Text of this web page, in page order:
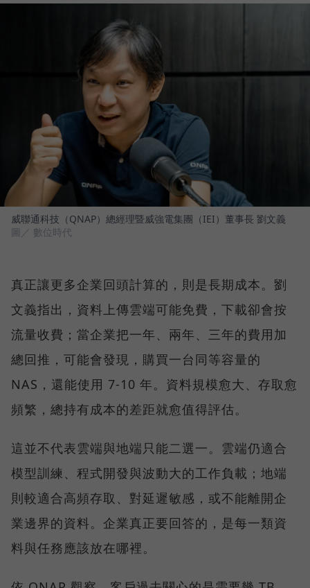
威聯通科技（QNAP）總經理暨威強電集團（IEI）董事長 劉文義
圖／ 數位時代
真正讓更多企業回頭計算的，則是長期成本。劉
文義指出，資料上傳雲端可能免費，下載卻會按
流量收費；當企業把一年、兩年、三年的費用加
總回推，可能會發現，購買一台同等容量的
NAS，還能使用 7-10 年。資料規模愈大、存取愈
頻繁，總持有成本的差距就愈值得評估。
這並不代表雲端與地端只能二選一。雲端仍適合
模型訓練、程式開發與波動大的工作負載；地端
則較適合高頻存取、對延遲敏感，或不能離開企
業邊界的資料。企業真正要回答的，是每一類資
料與任務應該放在哪裡。